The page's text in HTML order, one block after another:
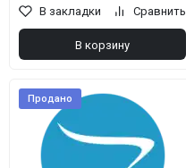
В закладки Сравнить
В корзину
Продано